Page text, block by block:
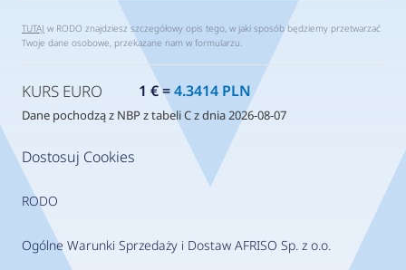
Dostosuj Cookies
RODO
Ogólne Warunki Sprzedaży i Dostaw AFRISO Sp. z o.o.
TUTAJ w RODO znajdziesz szczegółowy opis tego, w jaki sposób będziemy przetwarzać
Twoje dane osobowe, przekazane nam w formularzu.
KURS EURO 1 € =4.3414 PLN
Dane pochodzą z NBP z tabeli C z dnia 2026-08-07